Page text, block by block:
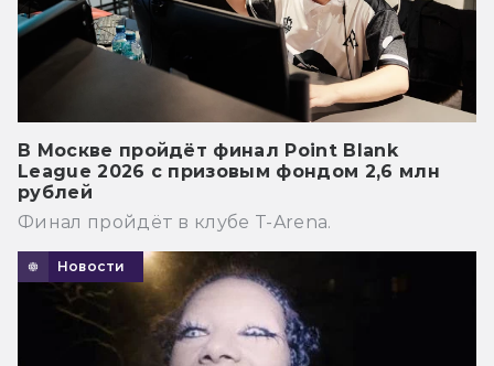
В Москве пройдёт финал Point Blank
League 2026 с призовым фондом 2,6 млн
рублей
Финал пройдёт в клубе T-Arena.
Новости